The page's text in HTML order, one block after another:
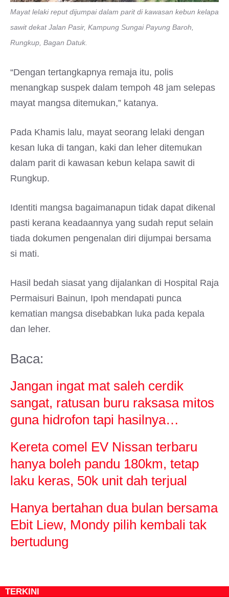
Mayat lelaki reput dijumpai dalam parit di kawasan kebun kelapa
sawit dekat Jalan Pasir, Kampung Sungai Payung Baroh,
Rungkup, Bagan Datuk.
“Dengan tertangkapnya remaja itu, polis
menangkap suspek dalam tempoh 48 jam selepas
mayat mangsa ditemukan,” katanya.
Pada Khamis lalu, mayat seorang lelaki dengan
kesan luka di tangan, kaki dan leher ditemukan
dalam parit di kawasan kebun kelapa sawit di
Rungkup.
Identiti mangsa bagaimanapun tidak dapat dikenal
pasti kerana keadaannya yang sudah reput selain
tiada dokumen pengenalan diri dijumpai bersama
si mati.
Hasil bedah siasat yang dijalankan di Hospital Raja
Permaisuri Bainun, Ipoh mendapati punca
kematian mangsa disebabkan luka pada kepala
dan leher.
Baca:
Jangan ingat mat saleh cerdik
sangat, ratusan buru raksasa mitos
guna hidrofon tapi hasilnya…
Kereta comel EV Nissan terbaru
hanya boleh pandu 180km, tetap
laku keras, 50k unit dah terjual
Hanya bertahan dua bulan bersama
Ebit Liew, Mondy pilih kembali tak
bertudung
TERKINI